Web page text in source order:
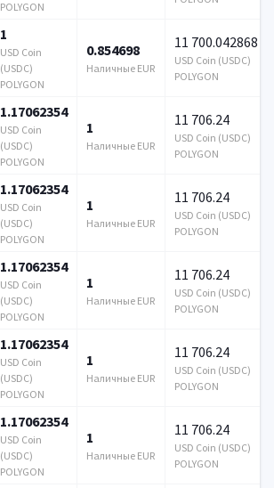
POLYGON
1
USD Coin
(USDC)
POLYGON
0.854698
Наличные EUR
11 700.042868
USD Coin (USDC)
POLYGON
1.17062354
USD Coin
(USDC)
POLYGON
1
Наличные EUR
11 706.24
USD Coin (USDC)
POLYGON
1.17062354
USD Coin
(USDC)
POLYGON
1
Наличные EUR
11 706.24
USD Coin (USDC)
POLYGON
1.17062354
USD Coin
(USDC)
POLYGON
1
Наличные EUR
11 706.24
USD Coin (USDC)
POLYGON
1.17062354
USD Coin
(USDC)
POLYGON
1
Наличные EUR
11 706.24
USD Coin (USDC)
POLYGON
1.17062354
USD Coin
(USDC)
POLYGON
1
Наличные EUR
11 706.24
USD Coin (USDC)
POLYGON